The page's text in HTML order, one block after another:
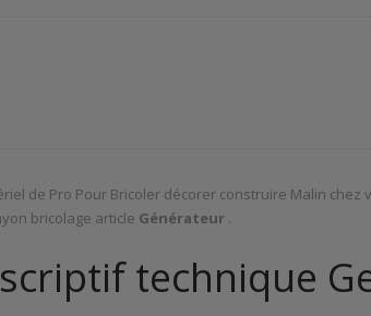
de Pro Pour Bricoler décorer construire Malin chez
bricolage article Générateur .
technique